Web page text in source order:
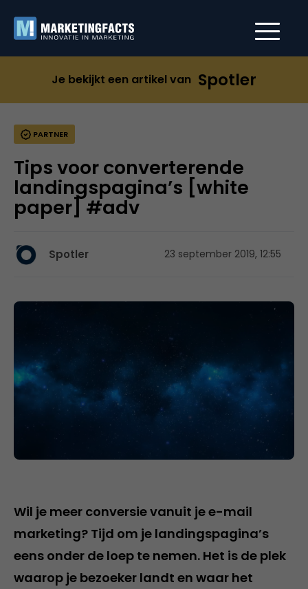
Je bekijkt een artikel van Spotler
PARTNER
Tips voor converterende
landingspagina’s [white
paper] #adv
Spotler 23 september 2019, 12:55
Wil je meer conversie vanuit je e-mail
marketing? Tijd om je landingspagina’s
eens onder de loep te nemen. Het is de plek
waarop je bezoeker landt en waar het